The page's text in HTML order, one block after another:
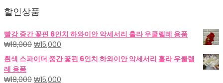
할인상품
빨강 중간 꽃핀 6인치 하와이안 악세서리 훌라 우쿨렐레 용품
₩18,000 원
래
가
격:
₩15,000
재
가
흰색 스파이더 중간 꽃핀 6인치 하와이안 악세서리 훌라 우쿨렐
레 용품
₩18,000 원
₩15,000